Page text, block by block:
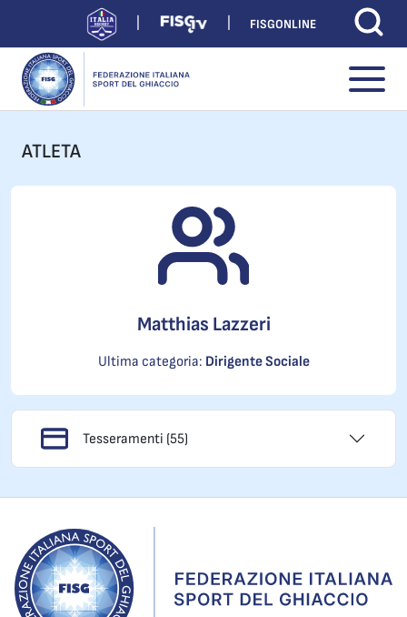
FISGONLINE
ATLETA
Matthias Lazzeri
Ultima categoria: Dirigente Sociale
Tesseramenti (55)